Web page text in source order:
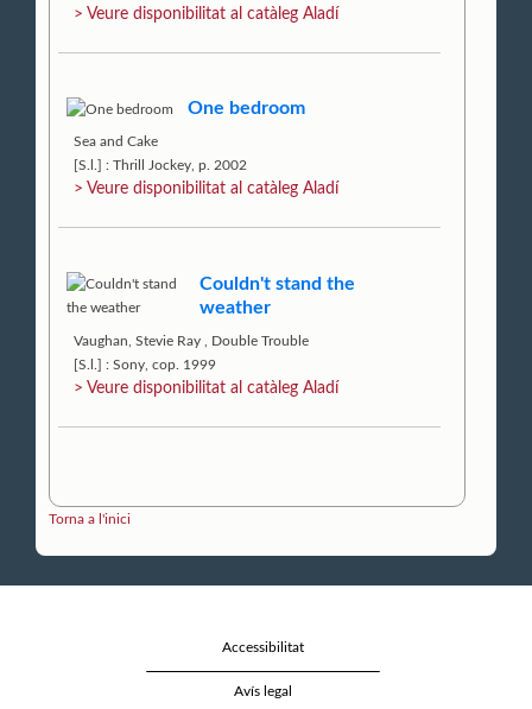
> Veure disponibilitat al catàleg Aladí
One bedroom
Sea and Cake
[S.l.] : Thrill Jockey, p. 2002
> Veure disponibilitat al catàleg Aladí
Couldn't stand the
weather
Vaughan, Stevie Ray
Double Trouble
[S.l.] : Sony, cop. 1999
> Veure disponibilitat al catàleg Aladí
Torna a l'inici
Accessibilitat
Avís legal